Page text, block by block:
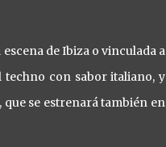
de Ibiza o vinculada a
techno con sabor italiano, y
se estrenará también en